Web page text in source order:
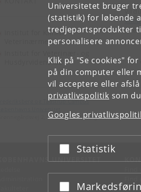
Universitetet bruger
(statistik) for løbende
tredjepartsprodukter
personalisere
Klik på "Se cookies"
på din computer eller
vil acceptere eller
privatlivspolitik som
Googles
Acceptér eller afslå
Statistik
Acceptér eller afslå
Institut for Klinisk
Veterinærmedicin
Husdyrvidenskab
Vil
Frederiksberg og Taastrup Campus
Grønnegårdsvej 2, 1870 Frederiksberg C
KØBENHAVNS UNIVERSITET